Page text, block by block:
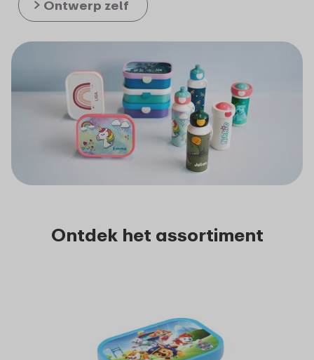
Ontwerp zelf
Ontdek het assortiment